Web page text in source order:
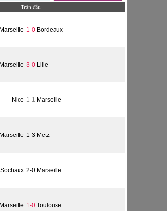
Trận đấu
Marseille 1-0 Bordeaux
Marseille 3-0 Lille
Nice 1-1 Marseille
Marseille 1-3 Metz
Sochaux 2-0 Marseille
Marseille 1-0 Toulouse